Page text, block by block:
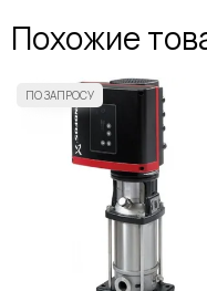
Похожие